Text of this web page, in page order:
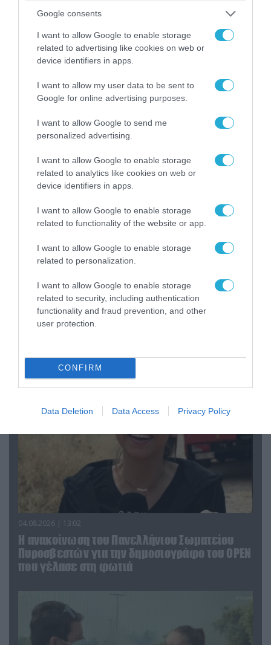
Google consents
I want to allow Google to enable storage
related to advertising like cookies on web or
device identifiers in apps.
I want to allow my user data to be sent to
Google for online advertising purposes.
I want to allow Google to send me
personalized advertising.
I want to allow Google to enable storage
related to analytics like cookies on web or
device identifiers in apps.
I want to allow Google to enable storage
related to functionality of the website or app.
I want to allow Google to enable storage
related to personalization.
I want to allow Google to enable storage
related to security, including authentication
functionality and fraud prevention, and other
user protection.
CONFIRM
Data Deletion Data Access Privacy Policy
06.08.2026 | 09:03
«Οι εντελώς αθώοι»: Η ανάρτηση του Αρκά για
τα ζώα που χάθηκαν στις πυρκαγιές της
04.08.2026 | 15:02
04.08.2026 | 13:02
Η ανακοίνωση του Πανελλήνιου Σωματείου
Πυροσβεστών για την δημοσιογράφο του OPEN
που γέλασε στη φωτιά